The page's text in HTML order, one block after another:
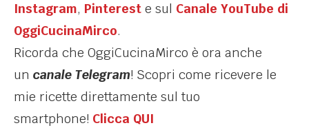
Instagram, Pinterest e sul Canale YouTube di
OggiCucinaMirco.
Ricorda che OggiCucinaMirco è ora anche
un canale Telegram! Scopri come ricevere le
mie ricette direttamente sul tuo
smartphone! Clicca QUI